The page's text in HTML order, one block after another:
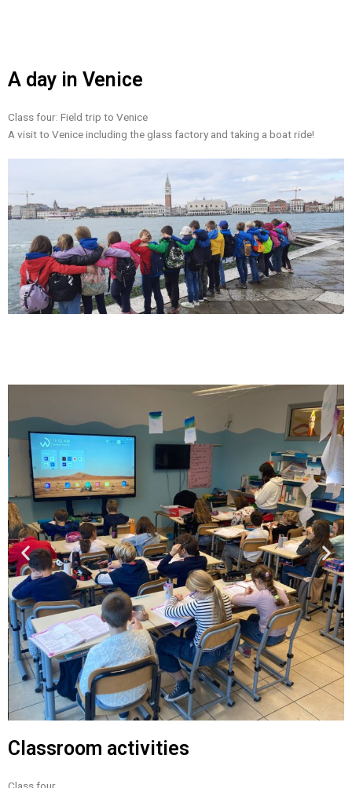
A day in Venice
Class four: Field trip to Venice
A visit to Venice including the glass factory and taking a boat ride!
Classroom activities
Class four